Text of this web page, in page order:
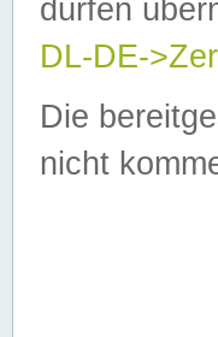
dürfen
DL-DE-
Die
nicht